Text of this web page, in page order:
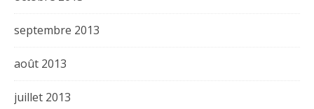
septembre 2013
août 2013
juillet 2013